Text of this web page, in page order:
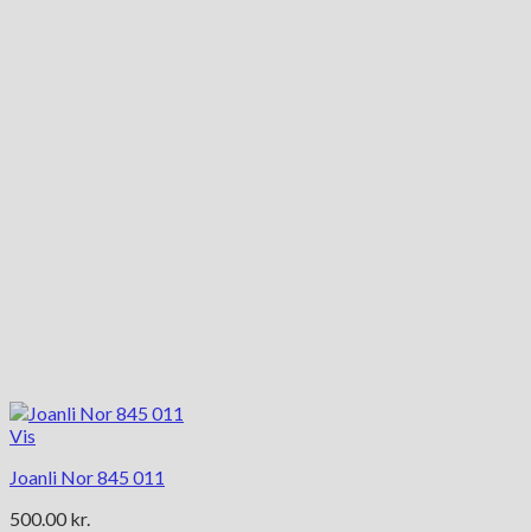
Vis
Joanli Nor 845 011
500.00 kr.